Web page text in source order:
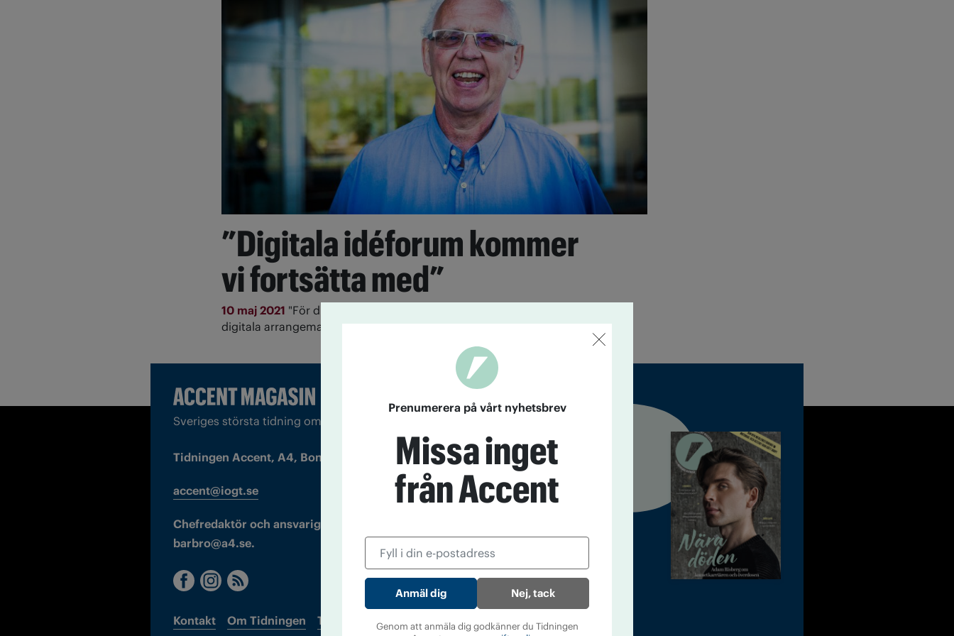
”Digitala idéforum kommer
vi fortsätta med”
10 maj 2021 "För distriktet tror vi att det främst kommer att vara
digitala arrangemang i fortsättningen."
Sveriges största tidning om droger och nykterhet
Tidningen Accent, A4, Bondegatan 21, 116 33 Stockholm
accent@iogt.se
Chefredaktör och ansvarig utgivare: Barbro Janson Lundkvist,
barbro@a4.se.
Kontakt Om Tidningen Tidningsarkiv In English
Prenumerera på vårt nyhetsbrev
Missa inget
från Accent
Nej, tack
Genom att anmäla dig godkänner du Tidningen